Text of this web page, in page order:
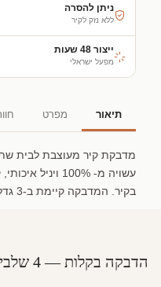
ניתן להסרה
ללא נזק לקיר
ייצור 48 שעות
מפעל ישראלי
תיאור מפרט
מדבקת קיר מעוצבת לבית
עשויה מ- 100%
בקיר. המדבקה קיימת ב-3 גדלים שונים.
הדבקה בקלות — 4 שלבים